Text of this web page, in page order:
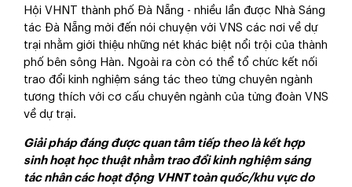
Hội VHNT thành phố Đà Nẵng - nhiều lần được Nhà Sáng
tác Đà Nẵng mời đến nói chuyện với VNS các nơi về dự
trại nhằm giới thiệu những nét khác biệt nổi trội của thành
phố bên sông Hàn. Ngoài ra còn có thể tổ chức kết nối
trao đổi kinh nghiệm sáng tác theo từng chuyên ngành
tương thích với cơ cấu chuyên ngành của từng đoàn VNS
về dự trại.
Giải pháp đáng được quan tâm tiếp theo là kết hợp
sinh hoạt học thuật nhằm trao đổi kinh nghiệm sáng
tác nhân các hoạt động VHNT toàn quốc/khu vực do